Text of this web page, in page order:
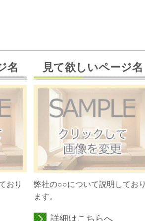
名
おり
見て欲しいページ名
弊社の○○について説明しており
ます。
詳細はこちらへ